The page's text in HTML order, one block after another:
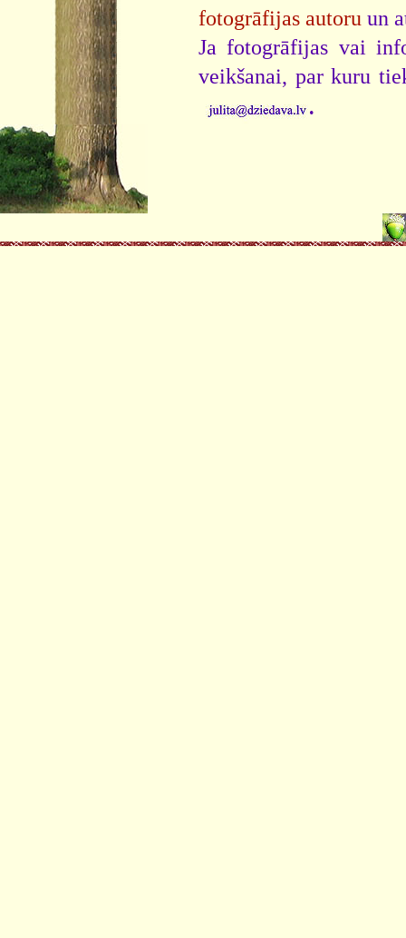
fotogrāfijas autoru un
Ja fotogrāfijas vai
veikšanai, par kuru
.